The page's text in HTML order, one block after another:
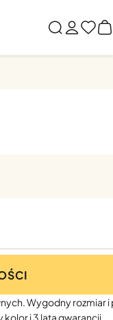
Wygodny rozmiar i
i 3 lata gwarancji.